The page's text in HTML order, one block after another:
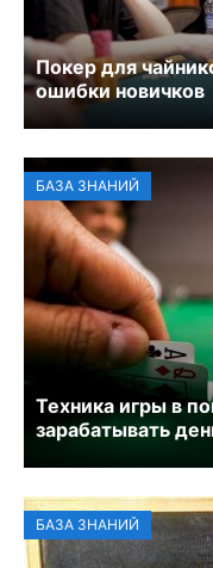
Покер для
ошибки новичков
БАЗА ЗНАНИЙ
Техника игры в
зарабатывать
БАЗА ЗНАНИЙ